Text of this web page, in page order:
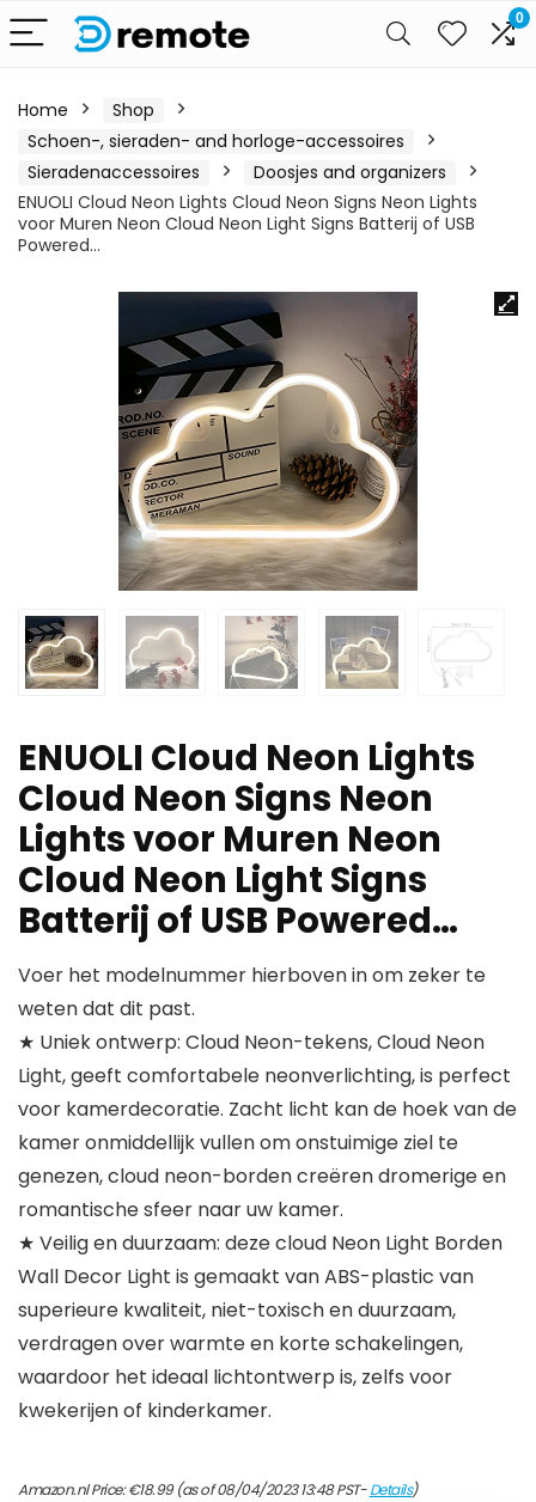
0
Home
Shop
Schoen-, sieraden- and horloge-accessoires
Sieradenaccessoires
Doosjes and organizers
ENUOLI Cloud Neon Lights Cloud Neon Signs Neon Lights
voor Muren Neon Cloud Neon Light Signs Batterij of USB
Powered…
ENUOLI Cloud Neon Lights
Cloud Neon Signs Neon
Lights voor Muren Neon
Cloud Neon Light Signs
Batterij of USB Powered…
Voer het modelnummer hierboven in om zeker te
weten dat dit past.
★ Uniek ontwerp: Cloud Neon-tekens, Cloud Neon
Light, geeft comfortabele neonverlichting, is perfect
voor kamerdecoratie. Zacht licht kan de hoek van de
kamer onmiddellijk vullen om onstuimige ziel te
genezen, cloud neon-borden creëren dromerige en
romantische sfeer naar uw kamer.
★ Veilig en duurzaam: deze cloud Neon Light Borden
Wall Decor Light is gemaakt van ABS-plastic van
superieure kwaliteit, niet-toxisch en duurzaam,
verdragen over warmte en korte schakelingen,
waardoor het ideaal lichtontwerp is, zelfs voor
kwekerijen of kinderkamer.
Amazon.nl Price:€18.99(as of 08/04/2023 13:48 PST-Details)